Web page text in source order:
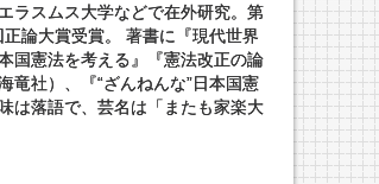
ラスムス大学などで在外研究。第
論大賞受賞。 著書に『現代世界
国憲法を考える』『憲法改正の論
竜社）、『“ざんねんな”日本国憲
は落語で、芸名は「またも家楽大